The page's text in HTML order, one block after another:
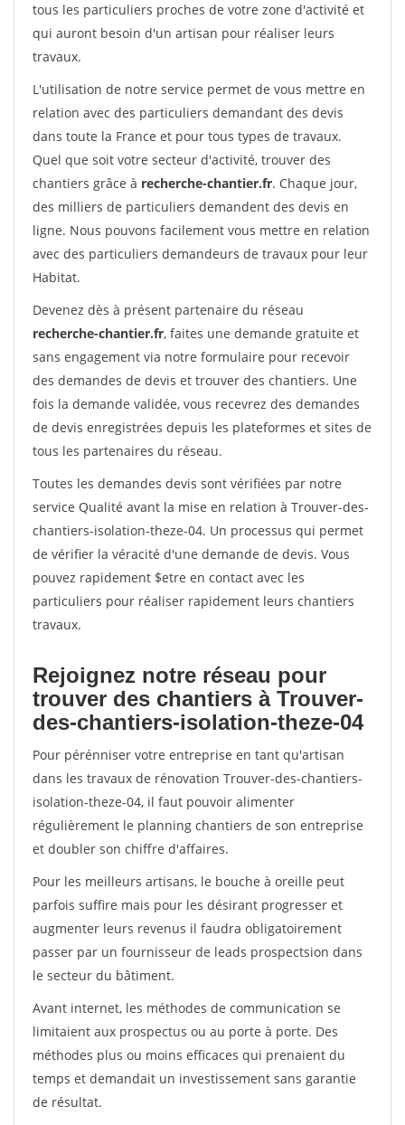
tous les particuliers proches de votre zone d'activité et
qui auront besoin d'un artisan pour réaliser leurs
travaux.
L'utilisation de notre service permet de vous mettre en
relation avec des particuliers demandant des devis
dans toute la France et pour tous types de travaux.
Quel que soit votre secteur d'activité, trouver des
chantiers grâce à recherche-chantier.fr. Chaque jour,
des milliers de particuliers demandent des devis en
ligne. Nous pouvons facilement vous mettre en relation
avec des particuliers demandeurs de travaux pour leur
Habitat.
Devenez dès à présent partenaire du réseau
recherche-chantier.fr, faites une demande gratuite et
sans engagement via notre formulaire pour recevoir
des demandes de devis et trouver des chantiers. Une
fois la demande validée, vous recevrez des demandes
de devis enregistrées depuis les plateformes et sites de
tous les partenaires du réseau.
Toutes les demandes devis sont vérifiées par notre
service Qualité avant la mise en relation à Trouver-des-
chantiers-isolation-theze-04. Un processus qui permet
de vérifier la véracité d'une demande de devis. Vous
pouvez rapidement $etre en contact avec les
particuliers pour réaliser rapidement leurs chantiers
travaux.
Rejoignez notre réseau pour
trouver des chantiers à Trouver-
des-chantiers-isolation-theze-04
Pour pérénniser votre entreprise en tant qu'artisan
dans les travaux de rénovation Trouver-des-chantiers-
isolation-theze-04, il faut pouvoir alimenter
régulièrement le planning chantiers de son entreprise
et doubler son chiffre d'affaires.
Pour les meilleurs artisans, le bouche à oreille peut
parfois suffire mais pour les désirant progresser et
augmenter leurs revenus il faudra obligatoirement
passer par un fournisseur de leads prospectsion dans
le secteur du bâtiment.
Avant internet, les méthodes de communication se
limitaient aux prospectus ou au porte à porte. Des
méthodes plus ou moins efficaces qui prenaient du
temps et demandait un investissement sans garantie
de résultat.